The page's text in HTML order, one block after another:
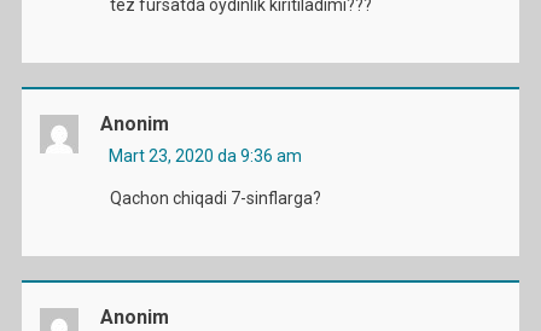
tez fursatda oydinlik kiritiladimi???
Anonim
Mart 23, 2020 da 9:36 am
Qachon chiqadi 7-sinflarga?
Anonim